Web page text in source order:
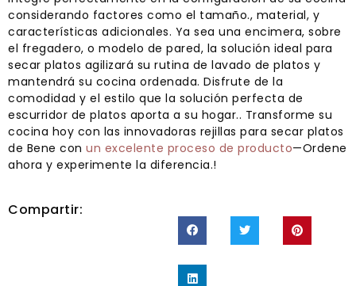
considerando factores como el tamaño., material, y
características adicionales. Ya sea una encimera, sobre
el fregadero, o modelo de pared, la solución ideal para
secar platos agilizará su rutina de lavado de platos y
mantendrá su cocina ordenada. Disfrute de la
comodidad y el estilo que la solución perfecta de
escurridor de platos aporta a su hogar.. Transforme su
cocina hoy con las innovadoras rejillas para secar platos
de Bene con un excelente proceso de producto—Ordene
ahora y experimente la diferencia.!
Compartir: